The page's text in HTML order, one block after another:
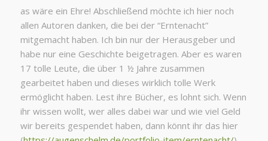
as wäre ein Ehre! Abschließend möchte ich hier noch
allen Autoren danken, die bei der “Erntenacht”
mitgemacht haben. Ich bin nur der Herausgeber und
habe nur eine Geschichte beigetragen. Aber es waren
17 tolle Leute, die über 1 ½ Jahre zusammen
gearbeitet haben und dieses wirklich tolle Werk
ermöglicht haben. Lest ihre Bücher, es lohnt sich. Wenn
ihr wissen wollt, wer alles dabei war und wie viel Geld
wir bereits gespendet haben, dann könnt ihr das hier